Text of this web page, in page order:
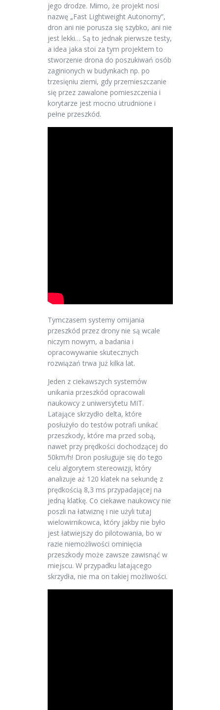
jego drodze. Mimo, że projekt nosi
nazwę „Fast Lightweight Autonomy”,
dron ani nie porusza się szybko, ani nie
jest lekki… Są to jednak pierwsze testy,
a idea jaka stoi za tym projektem to
stworzenie drona do poszukiwań osób
zaginionych w budynkach np. po
trzesięniu ziemi, gdy przemieszczanie
się przez zawalone pomieszczenia i
korytarze jest mocno utrudnione i
pełne przeszkód.
Tymczasem systemy omijania
przeszkód przez drony nie są wcale
niczym nowym, a badania i
opracowywanie skutecznych
rozwiązań trwa już kilka lat.
Jeden z ciekawszych systemów
unikania przeszkód opracowali
naukowcy z uniwersytetu MIT.
Latające skrzydło delta, które
posłużyło do testów potrafi unikać
przeszkody, które ma przed sobą,
nawet przy prędkości dochodzącej do
50km/h! Dron posługuje się do tego
celu algorytem stereowizji, który
analizuje aż 120 klatek na sekundę z
prędkością 8,3 ms przypadającej na
jedną klatkę. Co ciekawe naukowcy nie
poszli na łatwiznę i nie użyli tutaj
wielowirnikowca, który jakby nie było
jest łatwiejszy do pilotowania, bo w
razie niemożliwości ominięcia
przeszkody może zawsze zawisnąć w
miejscu. W przypadku latającego
skrzydła, nie ma on takiej możliwości.